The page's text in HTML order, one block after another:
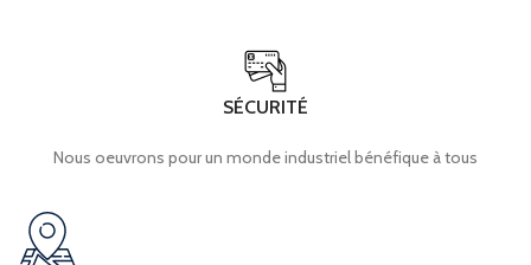
SÉCURITÉ
Nous oeuvrons pour un monde industriel bénéfique à tous